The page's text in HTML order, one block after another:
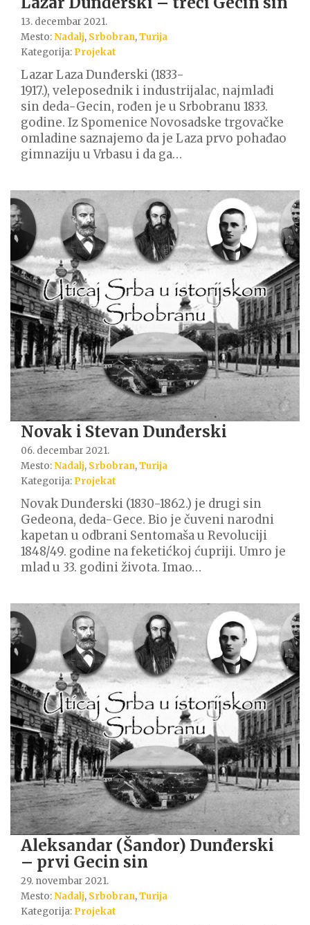
13. decembar 2021.
Mesto:Nadalj, Srbobran,Turija
Kategorija: Projekat
Lazar Laza Dunđerski (1833-
1917.), veleposednik i industrijalac, najmlađi
sin deda-Gecin, rođen je u Srbobranu 1833.
godine. Iz Spomenice Novosadske trgovačke
omladine saznajemo da je Laza prvo pohađao
gimnaziju u Vrbasu i da ga…
Novak i Stevan Dunđerski
06. decembar 2021.
Mesto:Nadalj, Srbobran,Turija
Kategorija: Projekat
Novak Dunđerski (1830-1862.) je drugi sin
Gedeona, deda-Gece. Bio je čuveni narodni
kapetan u odbrani Sentomaša u Revoluciji
1848/49. godine na feketićkoj ćupriji. Umro je
mlad u 33. godini života. Imao…
Aleksandar (Šandor) Dunđerski
– prvi Gecin sin
29. novembar 2021.
Mesto:Nadalj, Srbobran,Turija
Kategorija: Projekat